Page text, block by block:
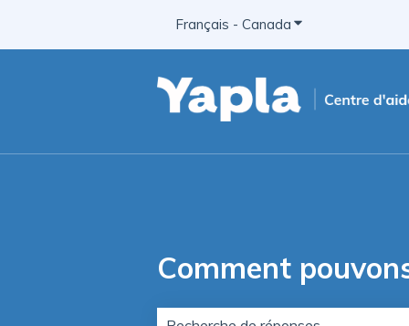
Français - Canada Afficher le sous-
Comment